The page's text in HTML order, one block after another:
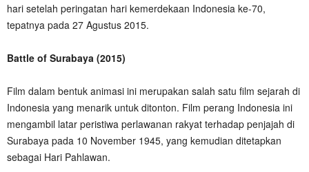
hari setelah peringatan hari kemerdekaan Indonesia ke-70,
tepatnya pada 27 Agustus 2015.
Battle of Surabaya (2015)
Film dalam bentuk animasi ini merupakan salah satu film sejarah di
Indonesia yang menarik untuk ditonton. Film perang Indonesia ini
mengambil latar peristiwa perlawanan rakyat terhadap penjajah di
Surabaya pada 10 November 1945, yang kemudian ditetapkan
sebagai Hari Pahlawan.